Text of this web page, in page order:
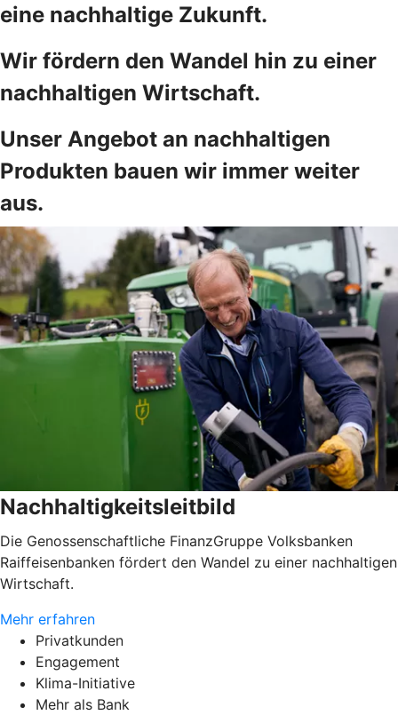
eine nachhaltige Zukunft.
Wir fördern den Wandel hin zu einer
nachhaltigen Wirtschaft.
Unser Angebot an nachhaltigen
Produkten bauen wir immer weiter
aus.
Nachhaltigkeitsleitbild
Die Genossenschaftliche FinanzGruppe Volksbanken
Raiffeisenbanken fördert den Wandel zu einer nachhaltigen
Wirtschaft.
Mehr erfahren
Privatkunden
Engagement
Klima-Initiative
Mehr als Bank